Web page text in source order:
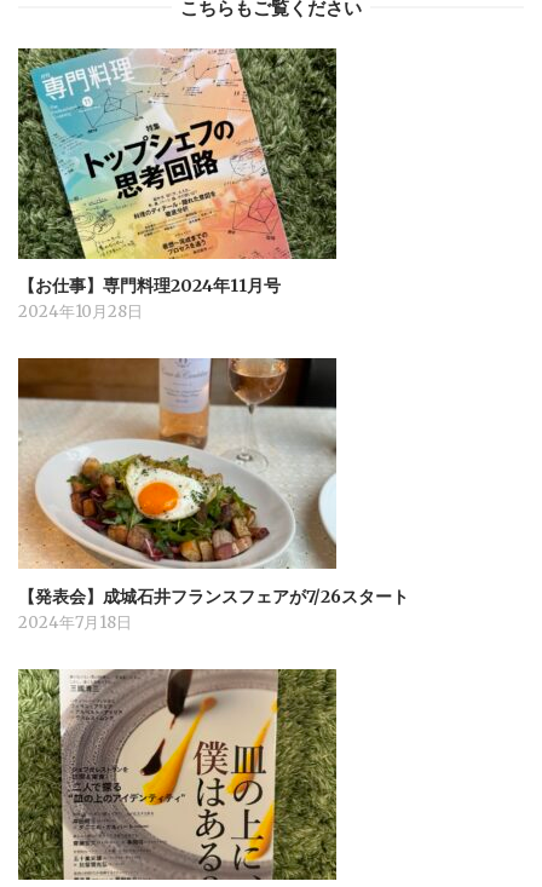
こちらもご覧ください
【お仕事】専門料理2024年11月号
2024年10月28日
【発表会】成城石井フランスフェアが7/26スタート
2024年7月18日